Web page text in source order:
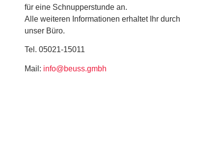
für eine Schnupperstunde an.
Alle weiteren Informationen erhaltet Ihr durch
unser Büro.
Tel. 05021-15011
Mail: info@beuss.gmbh